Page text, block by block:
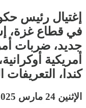
إغتيال رئيس
في قطاع غزة،
جديد، ضربات
أمريكية
كندا، التعريفات
الإثنين 24 مارس 2025